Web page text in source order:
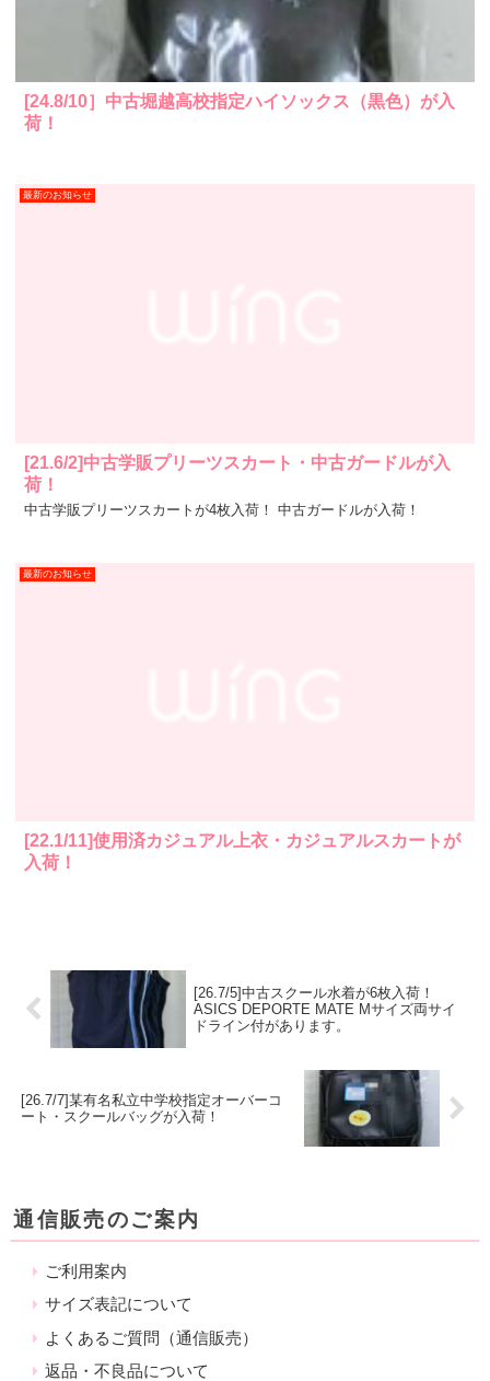
[24.8/10］中古堀越高校指定ハイソックス（黒色）が入
荷！
最新のお知らせ
[21.6/2]中古学販プリーツスカート・中古ガードルが入
荷！
中古学販プリーツスカートが4枚入荷！ 中古ガードルが入荷！
最新のお知らせ
[22.1/11]使用済カジュアル上衣・カジュアルスカートが
入荷！
[26.7/5]中古スクール水着が6枚入荷！
ASICS DEPORTE MATE Mサイズ両サイ
ドライン付があります。
[26.7/7]某有名私立中学校指定オーバーコ
ート・スクールバッグが入荷！
通信販売のご案内
ご利用案内
サイズ表記について
よくあるご質問（通信販売）
返品・不良品について